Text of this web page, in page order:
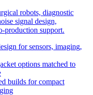
robots, diagnostic
signal design,
production support.
for sensors, imaging,
options matched to
builds for compact